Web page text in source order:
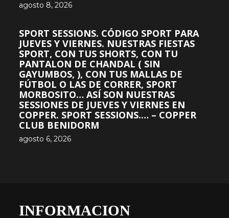
agosto 8, 2026
SPORT SESSIONS. CÓDIGO SPORT PARA
JUEVES Y VIERNES. NUESTRAS FIESTAS
SPORT, CON TUS SHORTS, CON TU
PANTALON DE CHANDAL ( SIN
GAYUMBOS, ), CON TUS MALLAS DE
FÚTBOL O LAS DE CORRER, SPORT
MORBOSITO… ASÍ SON NUESTRAS
SESSIONES DE JUEVES Y VIERNES EN
COPPER. SPORT SESSIONS.… – COPPER
CLUB BENIDORM
agosto 6, 2026
INFORMACION